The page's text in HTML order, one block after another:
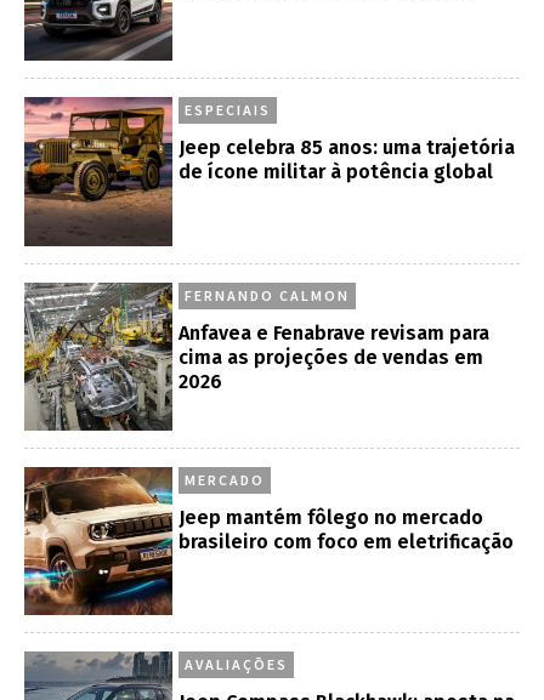
ESPECIAIS
Jeep celebra 85 anos: uma trajetória
de ícone militar à potência global
FERNANDO CALMON
Anfavea e Fenabrave revisam para
cima as projeções de vendas em
2026
MERCADO
Jeep mantém fôlego no mercado
brasileiro com foco em eletrificação
AVALIAÇÕES